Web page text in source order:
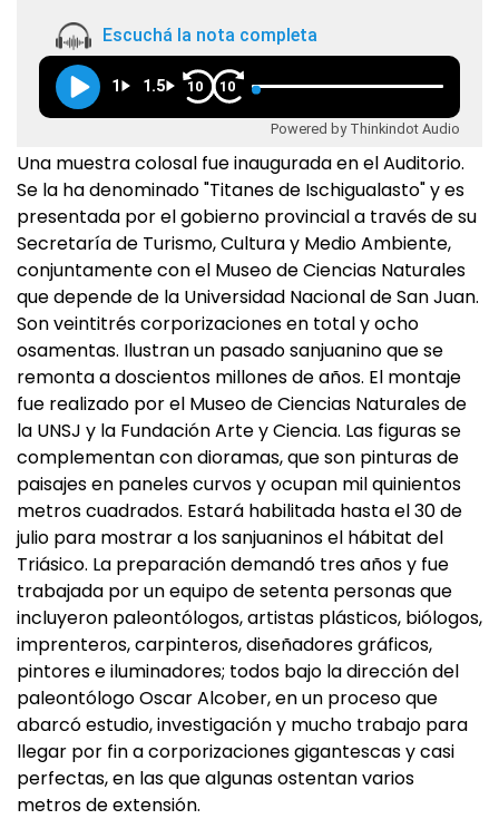
Escuchá la nota completa
1 1.5 10 10
Powered by Thinkindot Audio
Una muestra colosal fue inaugurada en el Auditorio.
Se la ha denominado "Titanes de Ischigualasto" y es
presentada por el gobierno provincial a través de su
Secretaría de Turismo, Cultura y Medio Ambiente,
conjuntamente con el Museo de Ciencias Naturales
que depende de la Universidad Nacional de San Juan.
Son veintitrés corporizaciones en total y ocho
osamentas. Ilustran un pasado sanjuanino que se
remonta a doscientos millones de años. El montaje
fue realizado por el Museo de Ciencias Naturales de
la UNSJ y la Fundación Arte y Ciencia. Las figuras se
complementan con dioramas, que son pinturas de
paisajes en paneles curvos y ocupan mil quinientos
metros cuadrados. Estará habilitada hasta el 30 de
julio para mostrar a los sanjuaninos el hábitat del
Triásico. La preparación demandó tres años y fue
trabajada por un equipo de setenta personas que
incluyeron paleontólogos, artistas plásticos, biólogos,
imprenteros, carpinteros, diseñadores gráficos,
pintores e iluminadores; todos bajo la dirección del
paleontólogo Oscar Alcober, en un proceso que
abarcó estudio, investigación y mucho trabajo para
llegar por fin a corporizaciones gigantescas y casi
perfectas, en las que algunas ostentan varios
metros de extensión.